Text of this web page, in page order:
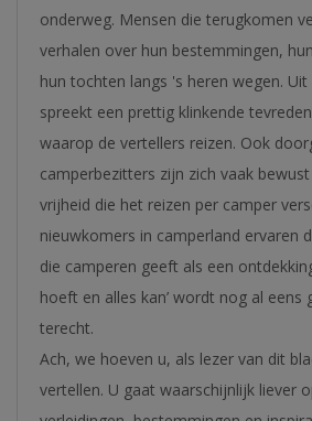
onderweg. Mensen die terugkomen
verhalen over hun bestemmingen,
hun tochten langs 's heren wegen. Uit
spreekt een prettig klinkende
waarop de vertellers reizen. Ook
camperbezitters zijn zich vaak
vrijheid die het reizen per camper
nieuwkomers in camperland ervaren
die camperen geeft als een
hoeft en alles kan’ wordt nog al eens
terecht.
Ach, we hoeven u, als lezer van dit
vertellen. U gaat waarschijnlijk liever